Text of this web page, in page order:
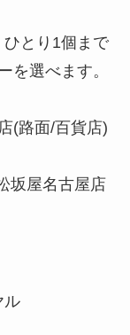
とり1個まで
を選べます。
(路面/百貨店)
坂屋名古屋店
ル